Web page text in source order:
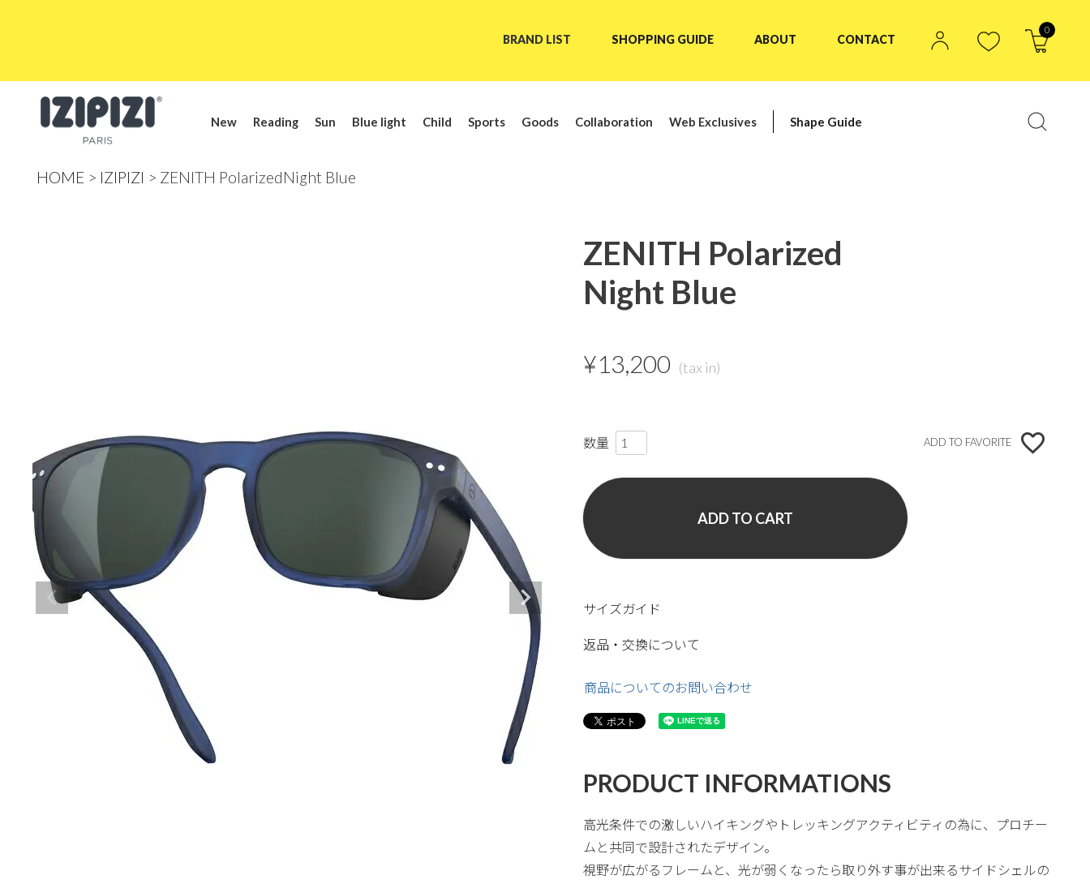
BRAND LIST SHOPPING GUIDE ABOUT CONTACT
0
New Reading Sun Blue light Child Sports Goods Collaboration Web Exclusives Shape Guide
HOME IZIPIZI ZENITH PolarizedNight Blue
ZENITH Polarized
Night Blue
¥13,200
ADD TO FAVORITE
ADD TO CART
サイズガイド
返品・交換について
商品についてのお問い合わせ
PRODUCT INFORMATIONS
高光条件での激しいハイキングやトレッキングアクティビティの為に、プロチー
ムと共同で設計されたデザイン。
視野が広がるフレームと、光が弱くなったら取り外す事が出来るサイドシェルの